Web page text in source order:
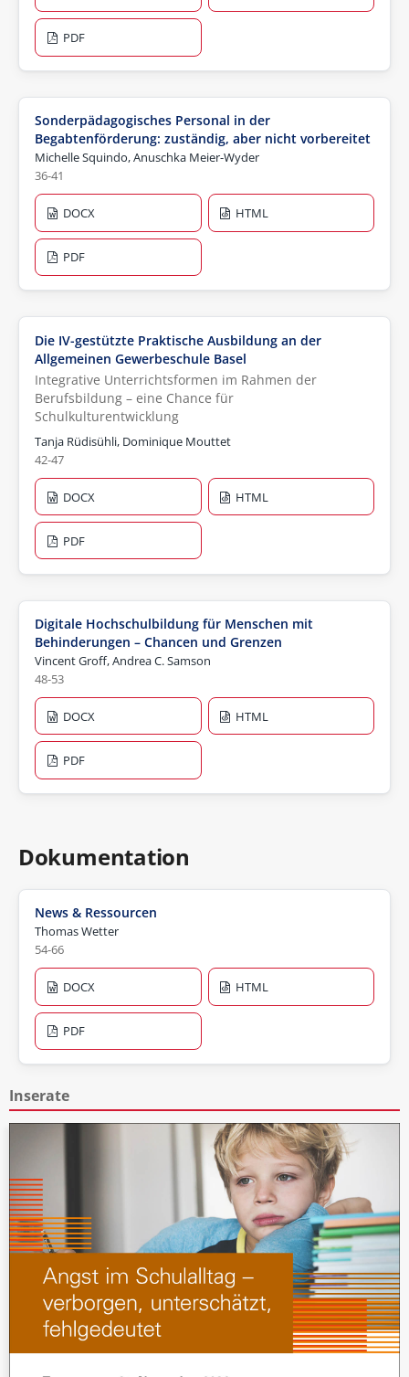
PDF
Sonderpädagogisches Personal in der
Begabtenförderung: zuständig, aber nicht vorbereitet
Michelle Squindo, Anuschka Meier-Wyder
36-41
DOCX HTML
PDF
Die IV-gestützte Praktische Ausbildung an der
Allgemeinen Gewerbeschule Basel
Integrative Unterrichtsformen im Rahmen der
Berufsbildung – eine Chance für
Schulkulturentwicklung
Tanja Rüdisühli, Dominique Mouttet
42-47
DOCX HTML
PDF
Digitale Hochschulbildung für Menschen mit
Behinderungen – Chancen und Grenzen
Vincent Groff, Andrea C. Samson
48-53
DOCX HTML
PDF
Dokumentation
News & Ressourcen
Thomas Wetter
54-66
DOCX HTML
PDF
Inserate